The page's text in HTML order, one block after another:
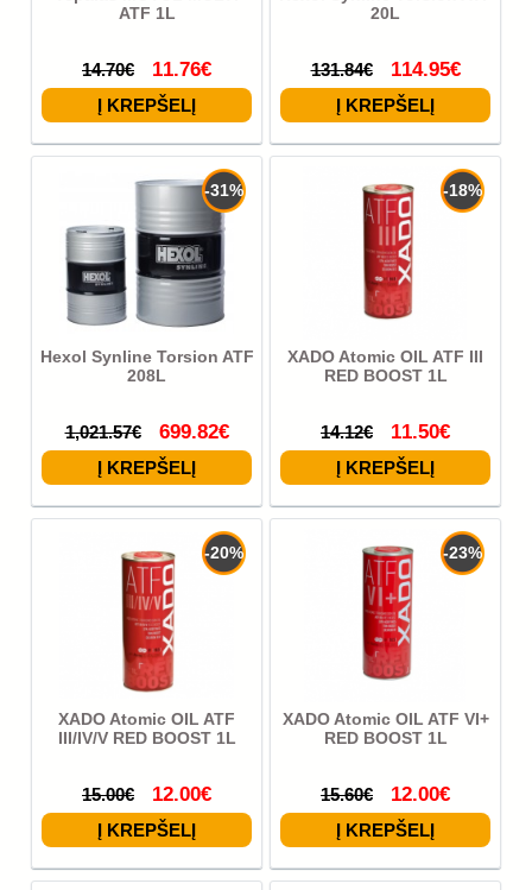
ATF 1L
14.70€ 11.76€
20L
131.84€ 114.95€
-31%
Hexol Synline Torsion ATF
208L
1,021.57€ 699.82€
-18%
XADO Atomic OIL ATF III
RED BOOST 1L
14.12€ 11.50€
-20%
XADO Atomic OIL ATF
III/IV/V RED BOOST 1L
15.00€ 12.00€
-23%
XADO Atomic OIL ATF VI+
RED BOOST 1L
15.60€ 12.00€